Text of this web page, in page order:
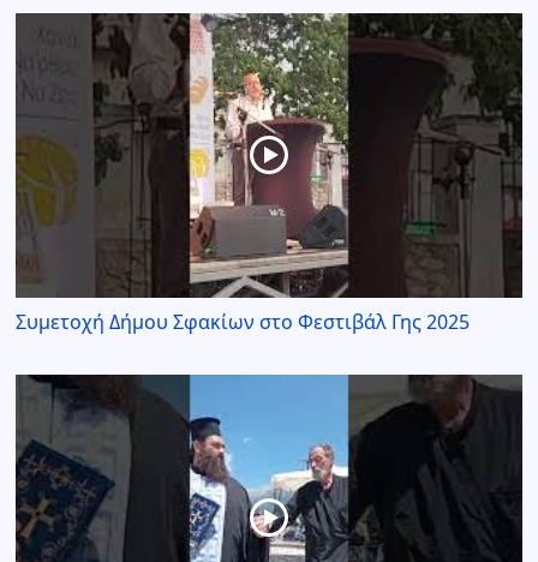
Συμετοχή Δήμου Σφακίων στο Φεστιβάλ Γης 2025